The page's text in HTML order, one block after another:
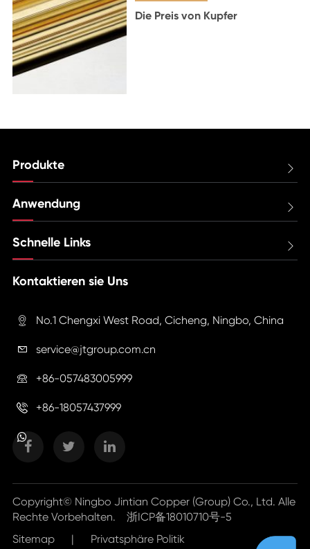
Die Preis von Kupfer
Produkte 
Anwendung 
Schnelle Links 
Kontaktieren sie Uns
 No.1 Chengxi West Road, Cicheng, Ningbo, China
 service@jtgroup.com.cn
 +86-057483005999
 +86-18057437999
Copyright© Ningbo Jintian Copper (Group) Co., Ltd. Alle
Rechte Vorbehalten. 浙ICP备18010710号-5
Sitemap
| Privatsphäre Politik